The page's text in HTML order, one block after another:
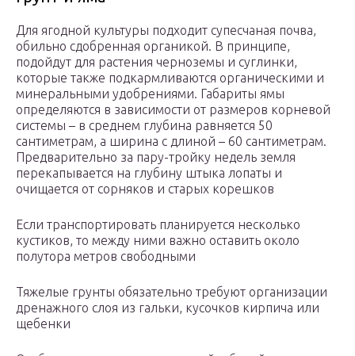
Для ягодной культуры подходит супесчаная почва,
обильно сдобренная органикой. В принципе,
подойдут для растения черноземы и суглинки,
которые также подкармливаются органическими и
минеральными удобрениями. Габариты ямы
определяются в зависимости от размеров корневой
системы – в среднем глубина равняется 50
сантиметрам, а ширина с длиной – 60 сантиметрам.
Предварительно за пару-тройку недель земля
перекапывается на глубину штыка лопаты и
очищается от сорняков и старых корешков
Если транспортировать планируется несколько
кустиков, то между ними важно оставить около
полутора метров свободными
Тяжелые грунты обязательно требуют организации
дренажного слоя из гальки, кусочков кирпича или
щебенки